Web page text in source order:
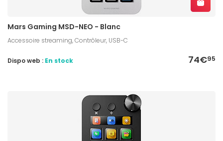
Mars Gaming MSD-NEO - Blanc
Accessoire streaming, Contrôleur, USB-C
74€95
Dispo web : En stock